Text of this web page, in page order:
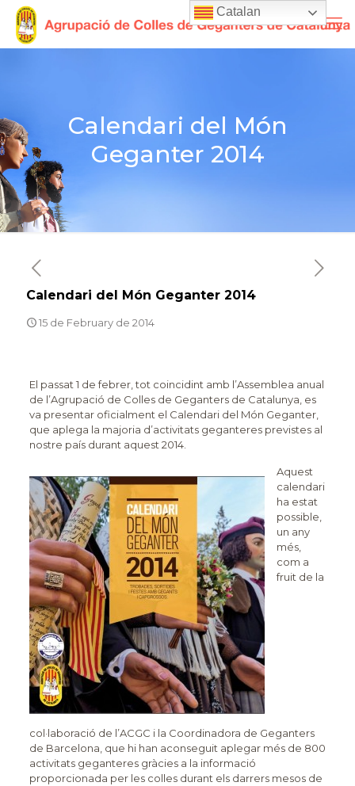
Calendari del Món
Geganter 2014
Calendari del Món Geganter 2014
15 de February de 2014
El passat 1 de febrer, tot coincidint amb l’Assemblea anual
de l’Agrupació de Colles de Geganters de Catalunya, es
va presentar oficialment el Calendari del Món Geganter,
que aplega la majoria d’activitats geganteres previstes al
nostre país durant aquest 2014.
Aquest
calendari
ha estat
possible,
un any
més,
com a
fruit de la
col·laboració de l’ACGC i la Coordinadora de Geganters
de Barcelona, que hi han aconseguit aplegar més de 800
activitats geganteres gràcies a la informació
proporcionada per les colles durant els darrers mesos de
Catalan